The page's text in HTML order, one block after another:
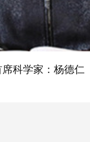
席科学家：杨德仁